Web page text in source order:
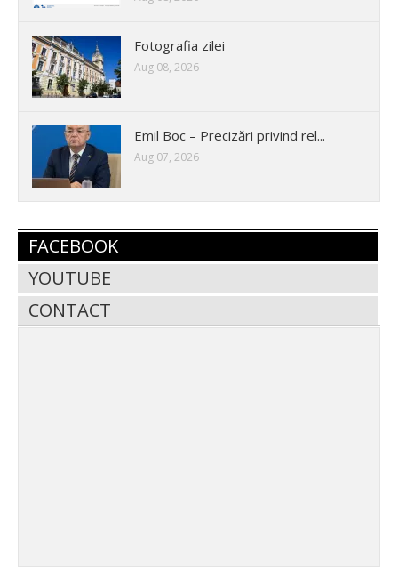
Fotografia zilei
Aug 08, 2026
Emil Boc – Precizări privind rel...
Aug 07, 2026
FACEBOOK
YOUTUBE
CONTACT